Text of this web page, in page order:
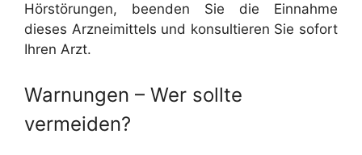
Hörstörungen, beenden Sie die Einnahme
dieses Arzneimittels und konsultieren Sie sofort
Ihren Arzt.
Warnungen – Wer sollte
vermeiden?